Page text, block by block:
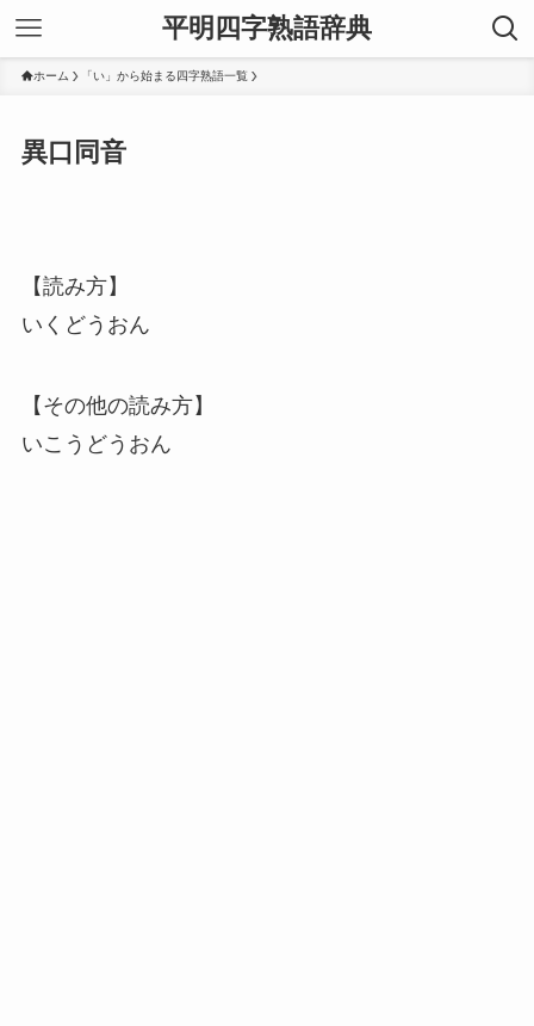
平明四字熟語辞典
ホーム 「い」から始まる四字熟語一覧
異口同音
【読み方】
いくどうおん
【その他の読み方】
いこうどうおん